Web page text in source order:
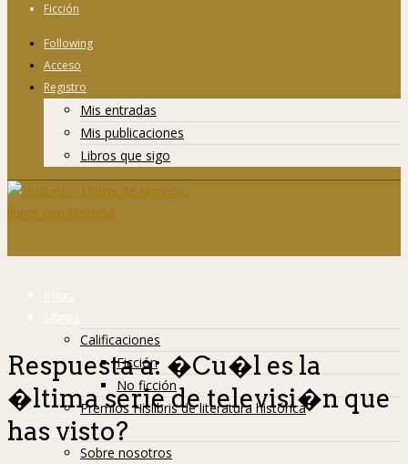
Ficción
Following
Acceso
Registro
Mis entradas
Mis publicaciones
Libros que sigo
Inicio
Libros
Calificaciones
Ficción
No ficción
Premios Hislibris de literatura histórica
Info
Sobre nosotros
Respuesta a: �Cu�l es la
�ltima serie de televisi�n que
has visto?